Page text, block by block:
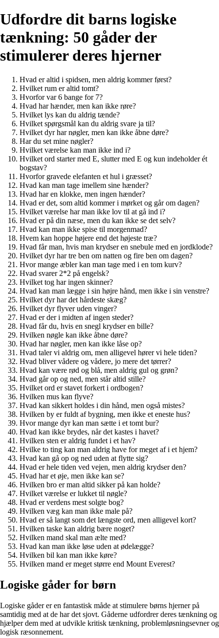
Udfordre dit barns logiske
tænkning: 50 gåder der
stimulerer deres hjerner
Hvad er altid i spidsen, men aldrig kommer først?
Hvilket rum er altid tomt?
Hvorfor var 6 bange for 7?
Hvad har hænder, men kan ikke røre?
Hvilket lys kan du aldrig tænde?
Hvilket spørgsmål kan du aldrig svare ja til?
Hvilket dyr har nøgler, men kan ikke åbne døre?
Har du set mine nøgler?
Hvilket værelse kan man ikke ind i?
Hvilket ord starter med E, slutter med E og kun indeholder ét
bogstav?
Hvorfor gravede elefanten et hul i græsset?
Hvad kan man tage imellem sine hænder?
Hvad har en klokke, men ingen hænder?
Hvad er det, som altid kommer i mørket og går om dagen?
Hvilket værelse har man ikke lov til at gå ind i?
Hvad er på din næse, men du kan ikke se det selv?
Hvad kan man ikke spise til morgenmad?
Hvem kan hoppe højere end det højeste træ?
Hvad får man, hvis man krydser en snebule med en jordklode?
Hvilket dyr har tre ben om natten og fire ben om dagen?
Hvor mange æbler kan man tage med i en tom kurv?
Hvad svarer 2*2 på engelsk?
Hvilket tog har ingen skinner?
Hvad kan man lægge i sin højre hånd, men ikke i sin venstre?
Hvilket dyr har det hårdeste skæg?
Hvilket dyr flyver uden vinger?
Hvad er der i midten af ingen steder?
Hvad får du, hvis en snegl krydser en bille?
Hvilken nøgle kan ikke åbne døre?
Hvad har nøgler, men kan ikke låse op?
Hvad taler vi aldrig om, men alligevel hører vi hele tiden?
Hvad bliver vådere og vådere, jo mere det tørrer?
Hvad kan være rød og blå, men aldrig gul og grøn?
Hvad går op og ned, men står altid stille?
Hvilket ord er stavet forkert i ordbogen?
Hvilken mus kan flyve?
Hvad kan sikkert holdes i din hånd, men også mistes?
Hvilken by er fuldt af bygning, men ikke et eneste hus?
Hvor mange dyr kan man sætte i et tomt bur?
Hvad kan ikke brydes, når det kastes i havet?
Hvilken sten er aldrig fundet i et hav?
Hvilke to ting kan man aldrig have for meget af i et hjem?
Hvad kan gå op og ned uden at flytte sig?
Hvad er hele tiden ved vejen, men aldrig krydser den?
Hvad har et øje, men ikke kan se?
Hvilken bro er man altid sikker på kan holde?
Hvilket værelse er lukket til nøgle?
Hvad er verdens mest solgte bog?
Hvilken væg kan man ikke male på?
Hvad er så langt som det længste ord, men alligevel kort?
Hvilken taske kan aldrig bære noget?
Hvilken mand skal man ælte med?
Hvad kan man ikke løse uden at ødelægge?
Hvilken bil kan man ikke køre?
Hvilken mand er meget større end Mount Everest?
Logiske gåder for børn
Logiske gåder er en fantastisk måde at stimulere børns hjerner på
samtidig med at de har det sjovt. Gåderne udfordrer deres tænkning og
hjælper dem med at udvikle kritisk tænkning, problemløsningsevner og
logisk ræsonnement.